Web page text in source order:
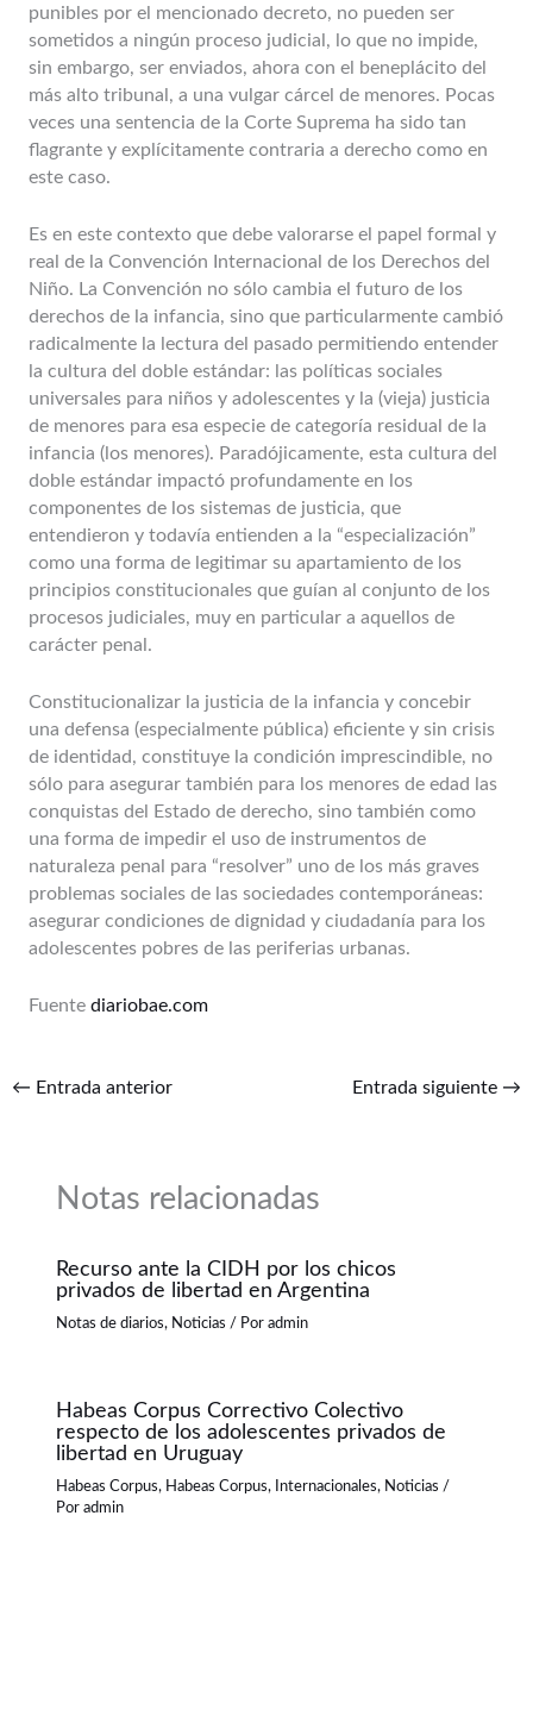
punibles por el mencionado decreto, no pueden ser
sometidos a ningún proceso judicial, lo que no impide,
sin embargo, ser enviados, ahora con el beneplácito del
más alto tribunal, a una vulgar cárcel de menores. Pocas
veces una sentencia de la Corte Suprema ha sido tan
flagrante y explícitamente contraria a derecho como en
este caso.
Es en este contexto que debe valorarse el papel formal y
real de la Convención Internacional de los Derechos del
Niño. La Convención no sólo cambia el futuro de los
derechos de la infancia, sino que particularmente cambió
radicalmente la lectura del pasado permitiendo entender
la cultura del doble estándar: las políticas sociales
universales para niños y adolescentes y la (vieja) justicia
de menores para esa especie de categoría residual de la
infancia (los menores). Paradójicamente, esta cultura del
doble estándar impactó profundamente en los
componentes de los sistemas de justicia, que
entendieron y todavía entienden a la “especialización”
como una forma de legitimar su apartamiento de los
principios constitucionales que guían al conjunto de los
procesos judiciales, muy en particular a aquellos de
carácter penal.
Constitucionalizar la justicia de la infancia y concebir
una defensa (especialmente pública) eficiente y sin crisis
de identidad, constituye la condición imprescindible, no
sólo para asegurar también para los menores de edad las
conquistas del Estado de derecho, sino también como
una forma de impedir el uso de instrumentos de
naturaleza penal para “resolver” uno de los más graves
problemas sociales de las sociedades contemporáneas:
asegurar condiciones de dignidad y ciudadanía para los
adolescentes pobres de las periferias urbanas.
Fuente diariobae.com
← Entrada anterior Entrada siguiente →
Notas relacionadas
Recurso ante la CIDH por los chicos
privados de libertad en Argentina
Notas de diarios, Noticias / Poradmin
Habeas Corpus Correctivo Colectivo
respecto de los adolescentes privados de
libertad en Uruguay
Habeas Corpus, Habeas Corpus, Internacionales, Noticias /
Poradmin